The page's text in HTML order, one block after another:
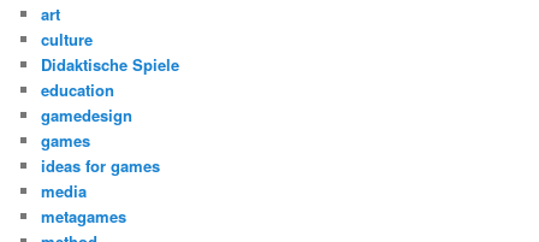
art
culture
Didaktische Spiele
education
gamedesign
games
ideas for games
media
metagames